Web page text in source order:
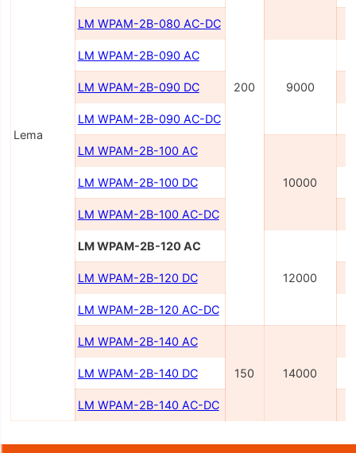
Lema
200
LM WPAM-2B-080 AC-DC
LM WPAM-2В-090 AC
9000
LM WPAM-2B-090 DC
LM WPAM-2B-090 AC-DC
LM WPAM-2B-100 AC
10000
LM WPAM-2B-100 DC
LM WPAM-2B-100 AC-DC
LM WPAM-2B-120 AC
12000
LM WPAM-2B-120 DC
LM WPAM-2B-120 AC-DC
LM WPAM-2B-140 AC
150 14000
LM WPAM-2B-140 DC
LM WPAM-2B-140 AC-DC